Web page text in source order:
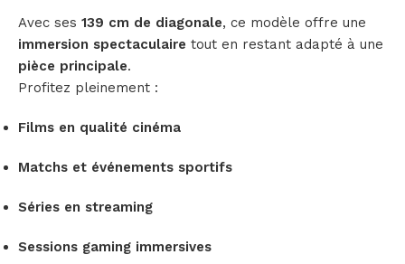
Avec ses 139 cm de diagonale, ce modèle offre une
immersion spectaculaire tout en restant adapté à une
pièce principale.
Profitez pleinement :
Films en qualité cinéma
Matchs et événements sportifs
Séries en streaming
Sessions gaming immersives